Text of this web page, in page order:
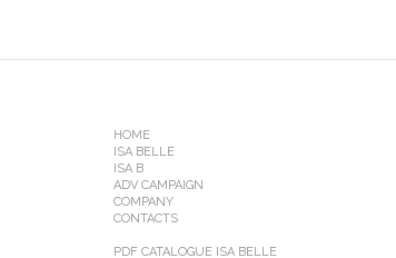
HOME
ISA BELLE
ISA B
ADV CAMPAIGN
COMPANY
CONTACTS
PDF CATALOGUE ISA BELLE